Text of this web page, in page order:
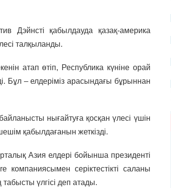
Дэйнсті қабылдауда қазақ-америка
талқыланды.
атап өтіп, Республика күніне орай
Бұл – елдеріміз арасындағы бұрыннан
нығайтуға қосқан үлесі үшін
қабылдағанын жеткізді.
Азия елдері бойынша президенті
серіктестікті саланы
үлгісі деп атады.